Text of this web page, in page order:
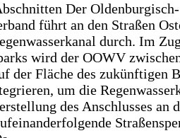
Der Oldenburgisch-
führt an den Straßen
durch. Im
wird der OOWV
der Fläche des zukünftigen
um die
des Anschlusses an